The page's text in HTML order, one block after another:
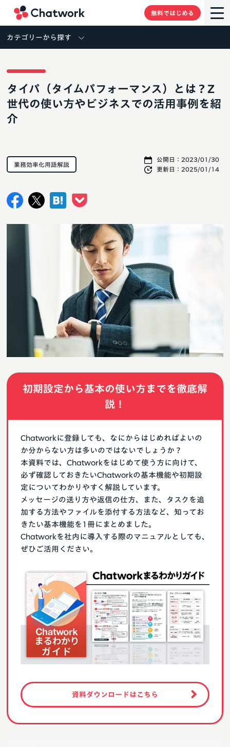
無料ではじめる
カテゴリーから探す
タイパ（タイムパフォーマンス）とは？Z
世代の使い方やビジネスでの活用事例を紹
介
公開日： 2023/01/30
更新日： 2025/01/14
業務効率化用語解説
初期設定から基本の使い方までを徹底解
説！
Chatworkに登録しても、なにからはじめればよいの
か分からない方は多いのではないでしょうか？
本資料では、Chatworkをはじめて使う方に向けて、
必ず確認しておきたいChatworkの基本機能や初期設
定についてわかりやすく解説しています。
メッセージの送り方や返信の仕方、また、タスクを追
加する方法やファイルを添付する方法など、知ってお
きたい基本機能を1冊にまとめました。
Chatworkを社内に導入する際のマニュアルとしても、
ぜひご活用ください。
資料ダウンロードはこちら